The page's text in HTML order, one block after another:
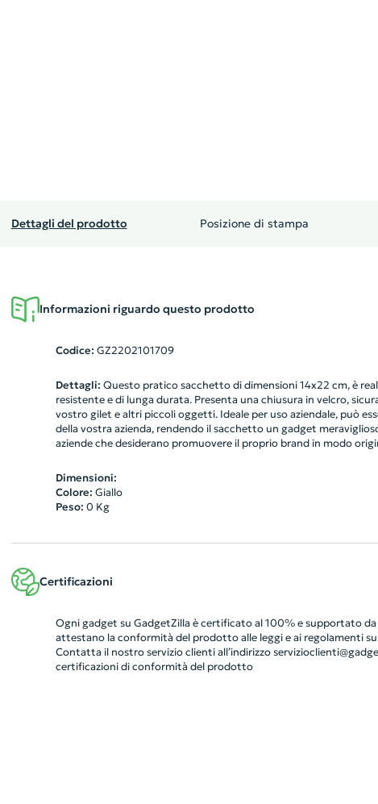
Dettagli del prodotto Posizione di stampa
Informazioni riguardo questo prodotto
Codice: GZ2202101709
Dettagli: Questo pratico sacchetto di dimensioni 14x22 cm, è
resistente e di lunga durata. Presenta una chiusura in velcro,
vostro gilet e altri piccoli oggetti. Ideale per uso aziendale, può
della vostra azienda, rendendo il sacchetto un gadget
aziende che desiderano promuovere il proprio brand in modo
Dimensioni:
Colore: Giallo
Peso: 0 Kg
Certificazioni
Ogni gadget su GadgetZilla è certificato al 100% e supportato
attestano la conformità del prodotto alle leggi e ai regolamenti
Contatta il nostro servizio clienti all’indirizzo
certificazioni di conformità del prodotto